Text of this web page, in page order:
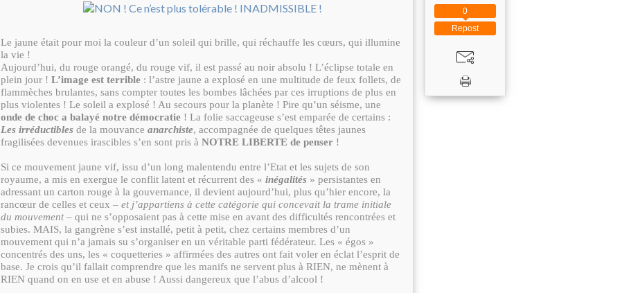
Le jaune était pour moi la couleur d’un soleil qui brille, qui réchauffe les cœurs, qui illumine
la vie !
Aujourd’hui, du rouge orangé, du rouge vif, il est passé au noir absolu ! L’éclipse totale en
plein jour ! L’image est terrible : l’astre jaune a explosé en une multitude de feux follets, de
flammèches brulantes, sans compter toutes les bombes lâchées par ces irruptions de plus en
plus violentes ! Le soleil a explosé ! Au secours pour la planète ! Pire qu’un séisme, une
onde de choc a balayé notre démocratie ! La folie saccageuse s’est emparée de certains :
Les irréductibles de la mouvance anarchiste, accompagnée de quelques têtes jaunes
fragilisées devenues irascibles s’en sont pris à NOTRE LIBERTE de penser !
Si ce mouvement jaune vif, issu d’un long malentendu entre l’Etat et les sujets de son
royaume, a mis en exergue le conflit latent et récurrent des « inégalités » persistantes en
adressant un carton rouge à la gouvernance, il devient aujourd’hui, plus qu’hier encore, la
rancœur de celles et ceux – et j’appartiens à cette catégorie qui concevait la trame initiale
du mouvement– qui ne s’opposaient pas à cette mise en avant des difficultés rencontrées et
subies. MAIS, la gangrène s’est installé, petit à petit, chez certains membres d’un
mouvement qui n’a jamais su s’organiser en un véritable parti fédérateur. Les « égos »
concentrés des uns, les « coquetteries » affirmées des autres ont fait voler en éclat l’esprit de
base. Je crois qu’il fallait comprendre que les manifs ne servent plus à RIEN, ne mènent à
RIEN quand on en use et en abuse ! Aussi dangereux que l’abus d’alcool !
Repost
0